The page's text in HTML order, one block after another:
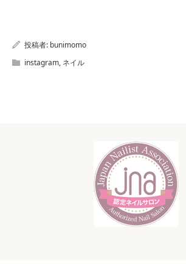
投稿者: bunimomo
instagram, ネイル